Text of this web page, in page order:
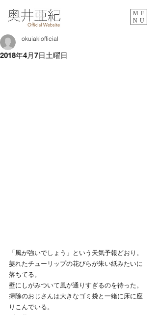
ME
NU
2018年4月7日土曜日
okuiakiofficial
「風が強いでしょう」という天気予報どおり。
萎れたチューリップの花びらが朱い紙みたいに
落ちてる。
壁にしがみついて風が通りすぎるのを待った。
掃除のおじさんは大きなゴミ袋と一緒に床に座
りこんでいる。